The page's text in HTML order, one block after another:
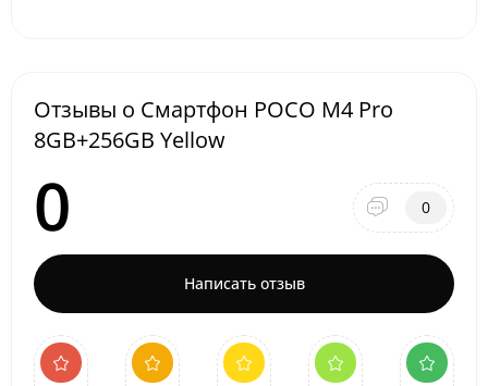
Отзывы о Смартфон POCO M4 Pro
8GB+256GB Yellow
0 0
Написать отзыв